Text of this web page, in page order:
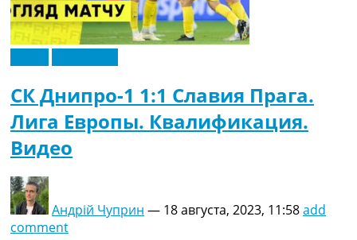
СК Днипро-1 1:1 Славия Прага.
Лига Европы. Квалификация.
Видео
Андрій Чуприн — 18 августа, 2023, 11:58add
comment